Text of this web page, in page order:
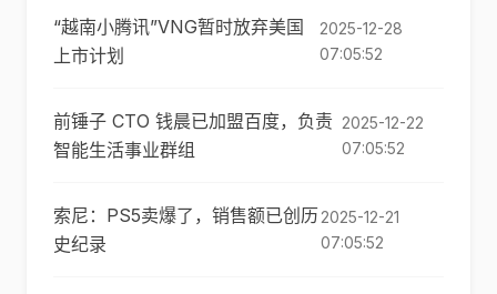
“越南小腾讯”VNG暂时放弃美国
上市计划
2025-12-28
07:05:52
前锤子 CTO 钱晨已加盟百度，负责
智能生活事业群组
2025-12-22
07:05:52
索尼：PS5卖爆了，销售额已创历
史纪录
2025-12-21
07:05:52